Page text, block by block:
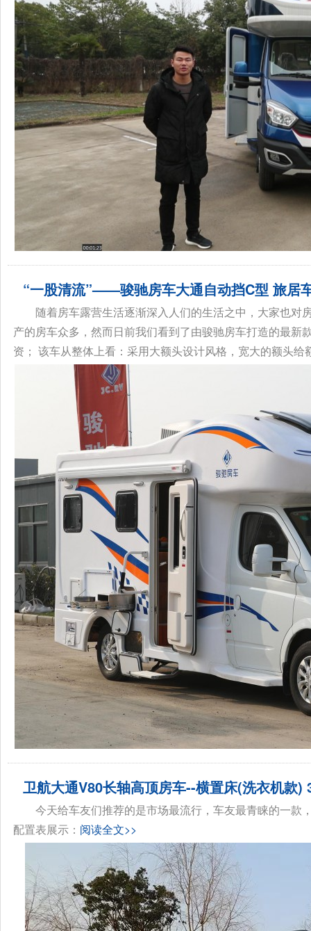
“一股清流”——骏驰房车大通自动挡C型 旅居
随着房车露营生活逐渐深入人们的生活之中，大家也
产的房车众多，然而日前我们看到了由骏驰房车打造的最
资； 该车从整体上看：采用大额头设计风格，宽大的额头给
卫航大通V80长轴高顶房车--横置床(洗衣机款)
今天给车友们推荐的是市场最流行，车友最青睐的一
配置表展示： 阅读全文>>